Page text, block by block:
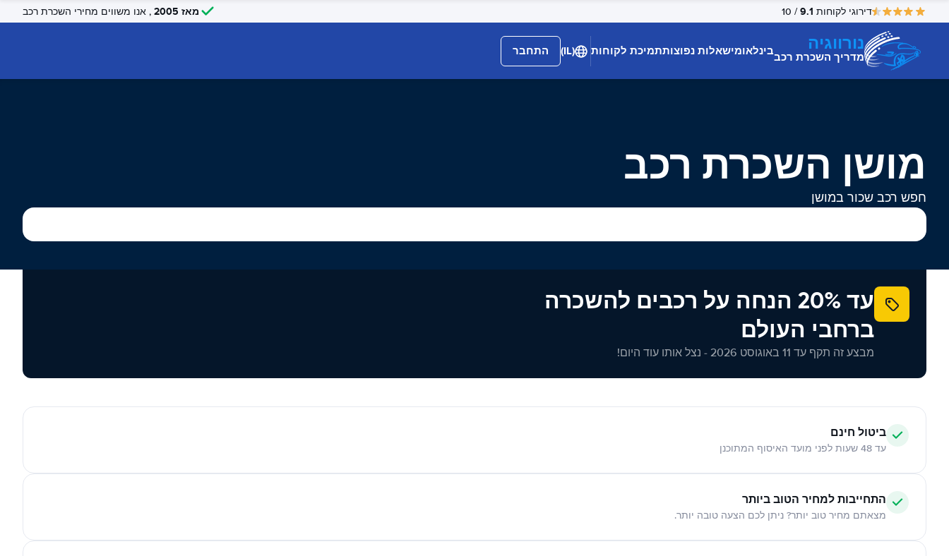
דירוגי לקוחות 9.1
/ 10 מאז 2005 , אנו משווים מחירי השכרת רכב
נורווגיה
מדריך השכרת רכבבינלאומישאלות נפוצותתמיכת לקוחות (IL) התחבר
מושן השכרת רכב
חפש רכב שכור במושן
עד 20% הנחה על רכבים להשכרה
ברחבי העולם
מבצע זה תקף עד 11 באוגוסט 2026 - נצל אותו עוד היום!
ביטול חינם
עד 48 שעות לפני מועד האיסוף המתוכנן
התחייבות למחיר הטוב ביותר
מצאתם מחיר טוב יותר? ניתן לכם הצעה טובה יותר.